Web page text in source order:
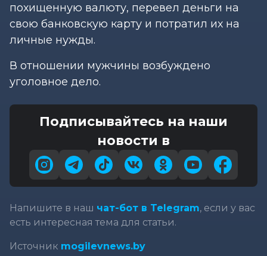
похищенную валюту, перевел деньги на
свою банковскую карту и потратил их на
личные нужды.
В отношении мужчины возбуждено
уголовное дело.
Подписывайтесь на наши
новости в
Напишите в наш чат-бот в Telegram, если у вас
есть интересная тема для статьи.
Источник mogilevnews.by